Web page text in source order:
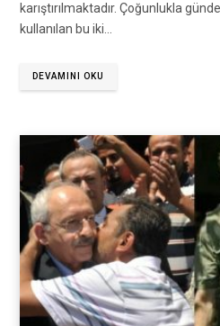
karıştırılmaktadır. Çoğunlukla
kullanılan bu iki…
DEVAMINI OKU